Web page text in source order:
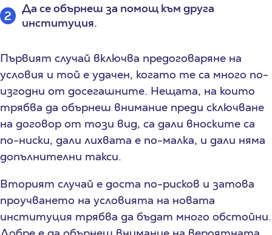
Да се обърнеш за помощ към друга
институция.
Първият случай включва предоговаряне на
условия и той е удачен, когато те са много по-
изгодни от досегашните. Нещата, на които
трябва да обърнеш внимание преди сключване
на договор от този вид, са дали вноските са
по-ниски, дали лихвата е по-малка, и дали няма
допълнителни такси.
Вторият случай е доста по-рисков и затова
проучването на условията на новата
институция трябва да бъдат много обстойни.